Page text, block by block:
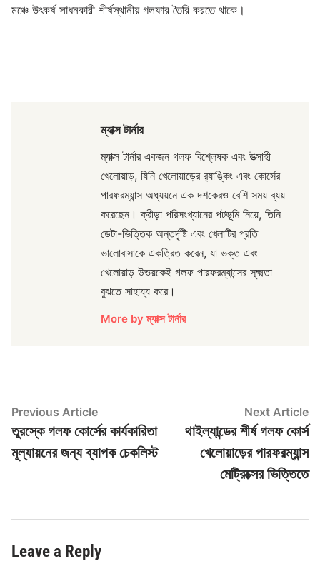
মঞ্চে উৎকর্ষ সাধনকারী শীর্ষস্থানীয় গলফার তৈরি করতে থাকে।
ম্যাক্স টার্নার
ম্যাক্স টার্নার একজন গলফ বিশ্লেষক এবং উত্সাহী
খেলোয়াড়, যিনি খেলোয়াড়ের র‌্যাঙ্কিং এবং কোর্সের
পারফরম্যান্স অধ্যয়নে এক দশকেরও বেশি সময় ব্যয়
করেছেন। ক্রীড়া পরিসংখ্যানের পটভূমি নিয়ে, তিনি
ডেটা-ভিত্তিক অন্তর্দৃষ্টি এবং খেলাটির প্রতি
ভালোবাসাকে একত্রিত করেন, যা ভক্ত এবং
খেলোয়াড় উভয়কেই গলফ পারফরম্যান্সের সূক্ষ্মতা
বুঝতে সাহায্য করে।
More by ম্যাক্স টার্নার
Post
navigation
Previous ArticlePrevious
article:
তুরস্কে গলফ কোর্সের কার্যকারিতা
মূল্যায়নের জন্য ব্যাপক চেকলিস্ট
Next Article
থাইল্যান্ডের শীর্ষ গলফ কোর্স
খেলোয়াড়ের পারফরম্যান্স
মেট্রিক্সের ভিত্তিতে
Leave a Reply